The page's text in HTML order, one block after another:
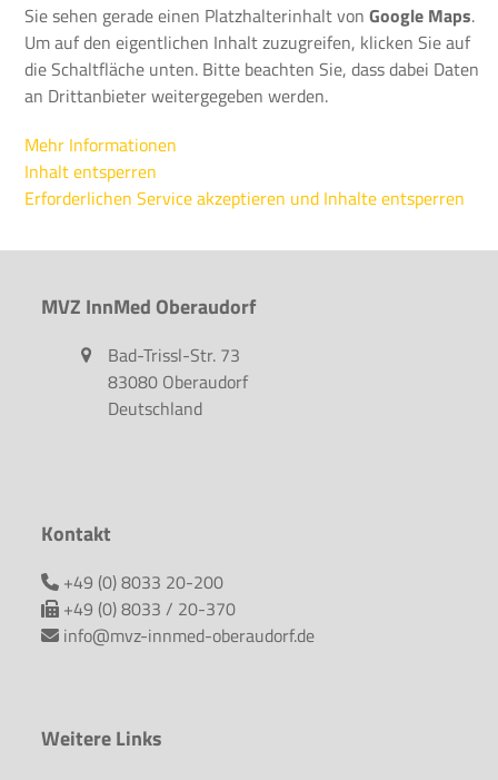
Sie sehen gerade einen Platzhalterinhalt vonGoogle Maps.
Um auf den eigentlichen Inhalt zuzugreifen, klicken Sie auf
die Schaltfläche unten. Bitte beachten Sie, dass dabei Daten
an Drittanbieter weitergegeben werden.
Mehr Informationen
Inhalt entsperren
Erforderlichen Service akzeptieren und Inhalte entsperren
MVZ InnMed Oberaudorf
Bad-Trissl-Str. 73
83080 Oberaudorf
Deutschland
Kontakt
+49 (0) 8033 20-200
+49 (0) 8033 / 20-370
info@mvz-innmed-oberaudorf.de
Weitere Links